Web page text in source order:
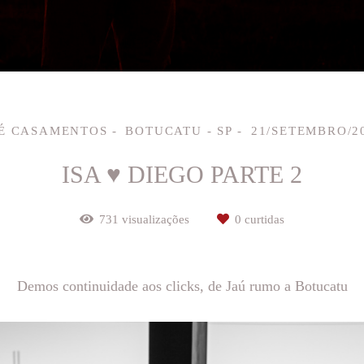
CASAMENTOS BOTUCATU - SP 21/SETEMBRO/
ISA ♥ DIEGO PARTE 2
731 visualizações 0 curtidas
Demos continuidade aos clicks, de Jaú rumo a Botucatu